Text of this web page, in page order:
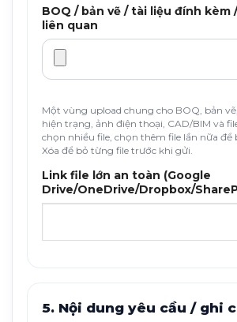
BOQ / bản vẽ / tài liệu đính kèm
liên quan
Một vùng upload chung cho BOQ, bản
hiện trạng, ảnh điện thoại, CAD/BIM và
chọn nhiều file, chọn thêm file lần nữa để
Xóa để bỏ từng file trước khi gửi.
Link file lớn an toàn (Google
Drive/OneDrive/Dropbox/
5. Nội dung yêu cầu / ghi